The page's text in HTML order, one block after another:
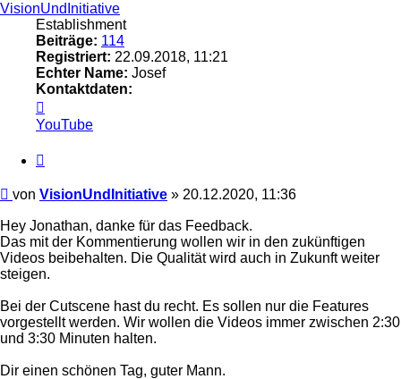
VisionUndInitiative
Establishment
Beiträge: 114
Registriert: 22.09.2018, 11:21
Echter Name: Josef
Kontaktdaten:
von
VisionUndInitiative
YouTube
Beitrag
von VisionUndInitiative » 20.12.2020, 11:36
Hey Jonathan, danke für das Feedback.
Das mit der Kommentierung wollen wir in den zukünftigen
Videos beibehalten. Die Qualität wird auch in Zukunft weiter
steigen.
Bei der Cutscene hast du recht. Es sollen nur die Features
vorgestellt werden. Wir wollen die Videos immer zwischen 2:30
und 3:30 Minuten halten.
Dir einen schönen Tag, guter Mann.